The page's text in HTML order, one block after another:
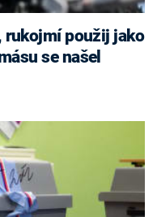
se našel